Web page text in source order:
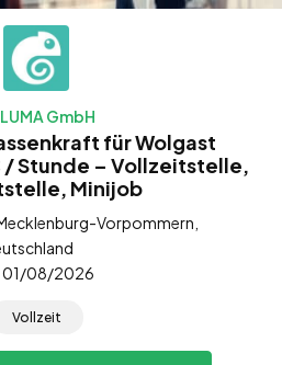
GmbH
für Wolgast
Stunde – Vollzeitstelle,
Minijob
Vorpommern,
01/08/2026
Vollzeit